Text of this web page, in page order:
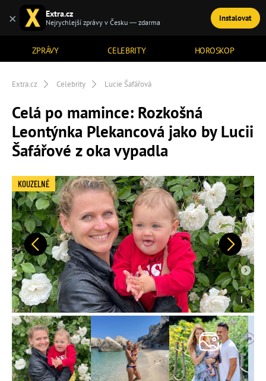
ZPRÁVY CELEBRITY HOROSKOP
TÉMATA
Extra.cz Celebrity Lucie Šafářová
Celá po mamince: Rozkošná
Leontýnka Plekancová jako by Lucii
Šafářové z oka vypadla
Předchozí Další
KOUZELNÉ
× Extra.cz
Nejrychlejší zprávy v Česku — zdarma Instalovat